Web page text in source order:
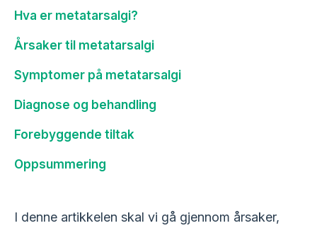
Hva er metatarsalgi?
Årsaker til metatarsalgi
Symptomer på metatarsalgi
Diagnose og behandling
Forebyggende tiltak
Oppsummering
I denne artikkelen skal vi gå gjennom årsaker,